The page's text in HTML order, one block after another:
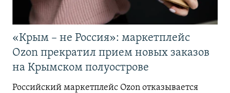
«Крым – не Россия»: маркетплейс
Ozon прекратил прием новых заказов
на Крымском полуострове
Российский маркетплейс Ozon отказывается